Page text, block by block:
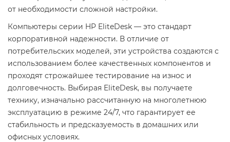
от необходимости сложной настройки.
Компьютеры серии HP EliteDesk — это стандарт
корпоративной надежности. В отличие от
потребительских моделей, эти устройства создаются с
использованием более качественных компонентов и
проходят строжайшее тестирование на износ и
долговечность. Выбирая EliteDesk, вы получаете
технику, изначально рассчитанную на многолетнюю
эксплуатацию в режиме 24/7, что гарантирует ее
стабильность и предсказуемость в домашних или
офисных условиях.